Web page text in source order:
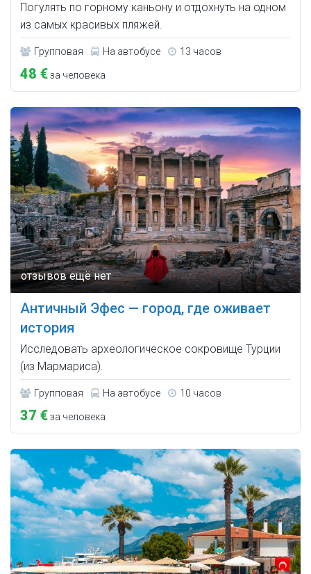
Погулять по горному каньону и отдохнуть на одном
из самых красивых пляжей.
Групповая На автобусе 13 часов
48 €за человека
Античный Эфес — город, где оживает
история
Исследовать археологическое сокровище Турции
(из Мармариса).
Групповая На автобусе 10 часов
37 €за человека